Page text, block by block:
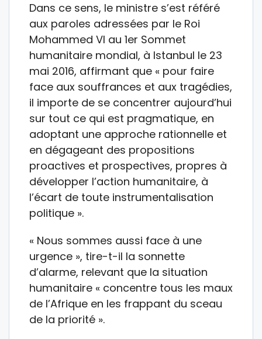
Dans ce sens, le ministre s’est référé
aux paroles adressées par le Roi
Mohammed VI au 1er Sommet
humanitaire mondial, à Istanbul le 23
mai 2016, affirmant que « pour faire
face aux souffrances et aux tragédies,
il importe de se concentrer aujourd’hui
sur tout ce qui est pragmatique, en
adoptant une approche rationnelle et
en dégageant des propositions
proactives et prospectives, propres à
développer l’action humanitaire, à
l’écart de toute instrumentalisation
politique ».
« Nous sommes aussi face à une
urgence », tire-t-il la sonnette
d’alarme, relevant que la situation
humanitaire « concentre tous les maux
de l’Afrique en les frappant du sceau
de la priorité ».